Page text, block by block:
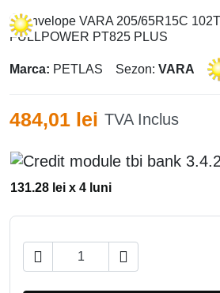
Marca: PETLAS Sezon: VARA
484,01 lei TVA Inclus
131.28 lei x 4 luni
 